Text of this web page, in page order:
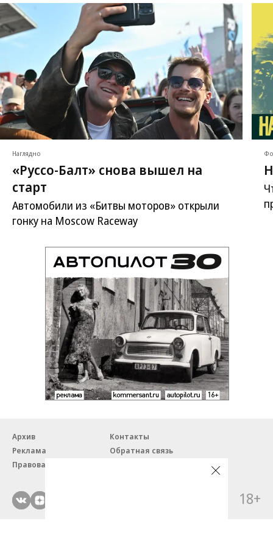
Наглядно
«Руссо-Балт» снова вышел на
старт
Автомобили из «Битвы моторов» открыли
гонку на Moscow Raceway
Архив
Контакты
Реклама
Обратная связь
Правовая информация
18+